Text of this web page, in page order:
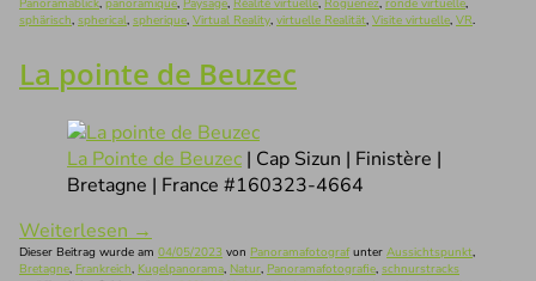
Panoramablick, panoramique, Paysage, Réalité virtuelle, Roguenez, ronde virtuelle,
sphärisch, spherical, spherique, Virtual Reality, virtuelle Realität, Visite virtuelle, VR.
La pointe de Beuzec
La Pointe de Beuzec | Cap Sizun | Finistère |
Bretagne | France #160323-4664
Weiterlesen →
Dieser Beitrag wurde am 04/05/2023 von Panoramafotografunter Aussichtspunkt,
Bretagne, Frankreich, Kugelpanorama, Natur, Panoramafotografie, schnurstracks